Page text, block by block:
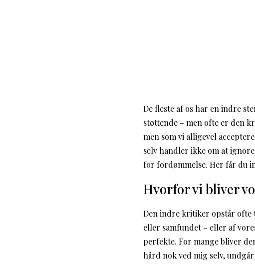
De fleste af os har en indre
støttende – men ofte er den
men som vi alligevel
selv handler ikke om at
for fordømmelse. Her får du
Hvorfor vi bliver
Den indre kritiker opstår
eller samfundet – eller af
perfekte. For mange bliver
hård nok ved mig selv,